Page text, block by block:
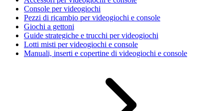
Console per videogiochi
Pezzi di ricambio per videogiochi e console
Giochi a gettoni
Guide strategiche e trucchi per videogiochi
Lotti misti per videogiochi e console
Manuali, inserti e copertine di videogiochi e console